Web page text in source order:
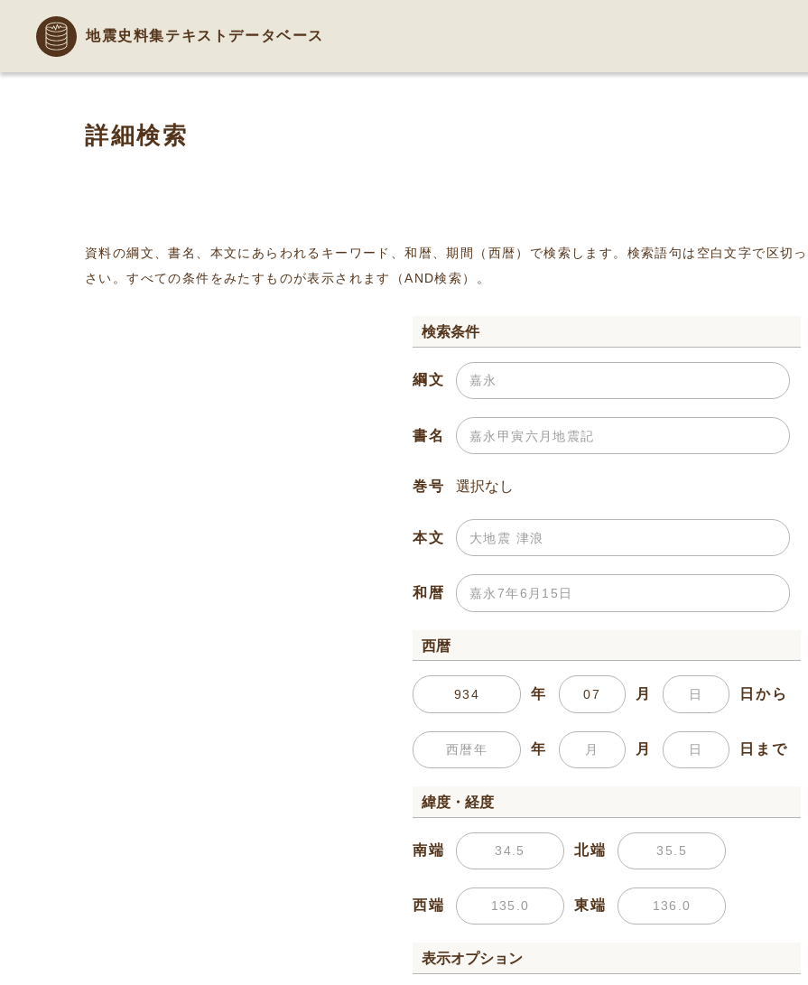
地震史料集テキストデータベース
詳細検索
資料の綱文、書名、本文にあらわれるキーワード、和暦、期間（西暦）で検索します。検索語句は空白文字で区切
さい。すべての条件をみたすものが表示されます（AND検索）。
検索条件
綱文
書名
巻号
本文
和暦
西暦
年 月 日から
年 月 日まで
緯度・経度
南端 北端
西端 東端
表示オプション